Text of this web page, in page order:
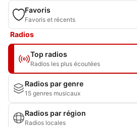
Favoris
Favoris et récents
Radios
Top radios
Radios les plus écoutées
Radios par genre
15 genres musicaux
Radios par région
Radios locales